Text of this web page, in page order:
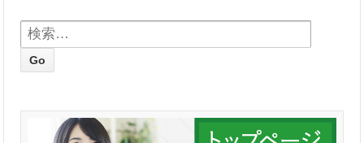
検索: